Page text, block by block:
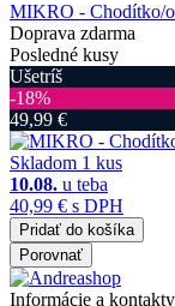
MIKRO - Chodítko/
Doprava zdarma
Posledné kusy
Ušetríš
‐18%
49,99 €
Skladom 1 kus
10.08. u teba
40,99 € s DPH
Pridať do košíka
Porovnať
Informácie a kontakty